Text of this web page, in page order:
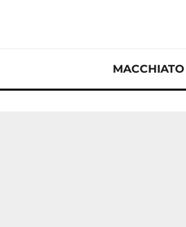
MACCHIATO